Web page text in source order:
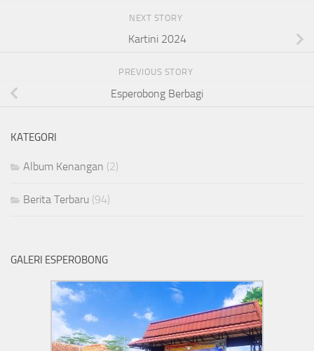
NEXT STORY
Kartini 2024
PREVIOUS STORY
Esperobong Berbagi
KATEGORI
Album Kenangan (2)
Berita Terbaru (94)
GALERI ESPEROBONG